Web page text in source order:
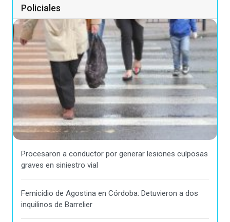
Policiales
Procesaron a conductor por generar lesiones culposas
graves en siniestro vial
Femicidio de Agostina en Córdoba: Detuvieron a dos
inquilinos de Barrelier